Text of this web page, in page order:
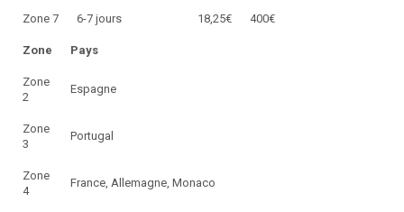
Zone 7 6-7 jours 18,25€ 400€
Zone Pays
Zone
2
Espagne
Zone
3
Portugal
Zone
4
France, Allemagne, Monaco